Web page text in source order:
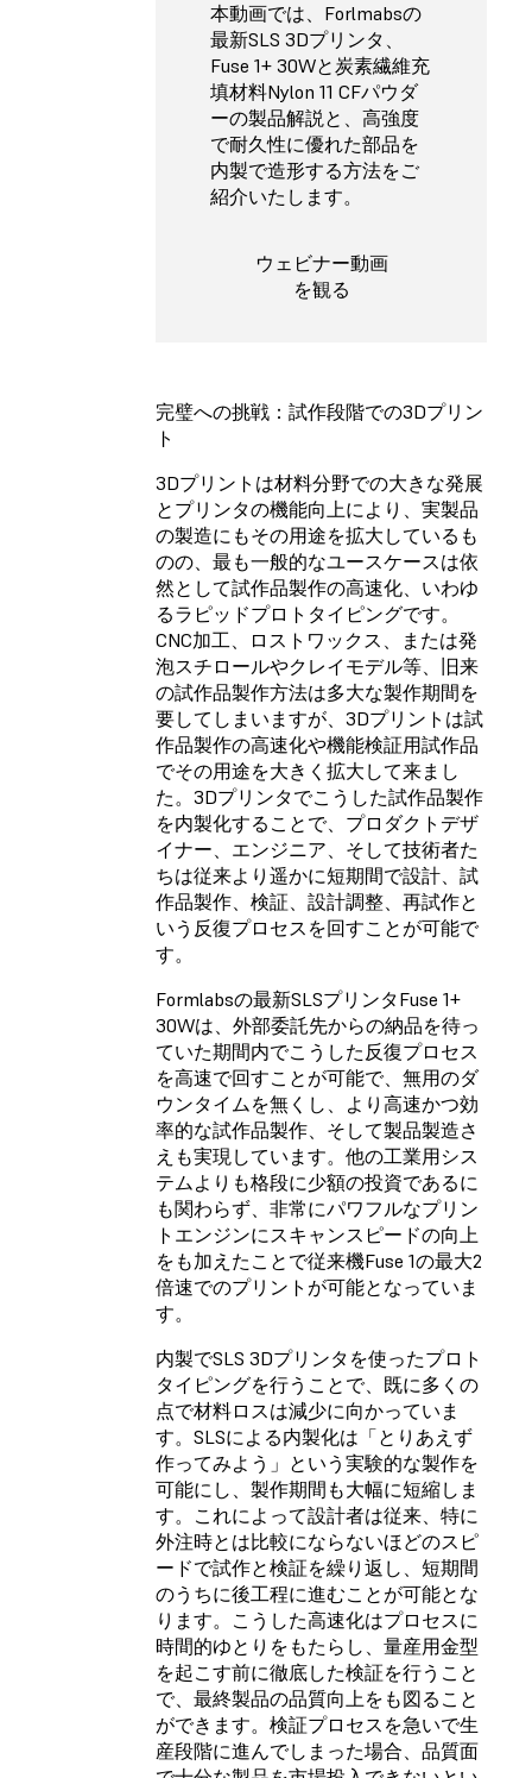
本動画では、Forlmabsの
最新SLS 3Dプリンタ、
Fuse 1+ 30Wと炭素繊維充
填材料Nylon 11 CFパウダ
ーの製品解説と、高強度
で耐久性に優れた部品を
内製で造形する方法をご
紹介いたします。
ウェビナー動画
を観る
完璧への挑戦：試作段階での3Dプリン
ト
3Dプリントは材料分野での大きな発展
とプリンタの機能向上により
実製品
の製造にもその用途を拡大しているも
のの、最も一般的なユースケースは依
然として試作品製作の高速化、いわゆ
るラピッドプロトタイピングです。
CNC加工、ロストワックス、または発
泡スチロールやクレイモデル等、旧来
の試作品製作方法は多大な製作期間を
要してしまいますが、3Dプリントは試
作品製作の高速化や機能検証用試作品
でその用途を大きく拡大して来まし
た。3Dプリンタでこうした試作品製作
を内製化することで、プロダクトデザ
イナー、エンジニア、そして技術者た
ちは従来より遥かに短期間で設計、試
作品製作、検証、設計調整、再試作と
いう反復プロセスを回すことが可能で
す。
Formlabsの最新SLSプリンタFuse 1+
30Wは、外部委託先からの納品を待っ
ていた期間内でこうした反復プロセス
を高速で回すことが可能で、無用のダ
ウンタイムを無くし、より高速かつ効
率的な試作品製作、そして製品製造さ
えも実現しています。他の工業用シス
テムよりも格段に少額の投資であるに
も関わらず、非常にパワフルなプリン
トエンジンにスキャンスピードの向上
をも加えたことで従来機Fuse 1の最大2
倍速でのプリントが可能となっていま
す。
内製でSLS 3Dプリンタを使ったプロト
タイピングを行うことで、既に多くの
点で材料ロスは減少に向かっていま
す。SLSによる内製化は「とりあえず
作ってみよう」という実験的な製作を
可能にし、製作期間も大幅に短縮しま
す。これによって設計者は従来、特に
外注時とは比較にならないほどのスピ
ードで試作と検証を繰り返し、短期間
のうちに後工程に進むことが可能とな
ります。こうした高速化はプロセスに
時間的ゆとりをもたらし、量産用金型
を起こす前に徹底した検証を行うこと
で、最終製品の品質向上をも図ること
ができます。 検証プロセス を急いで生
産段階に進んでしまった場合、品質面